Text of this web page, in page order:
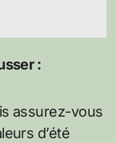
:
assurez-vous
d’été